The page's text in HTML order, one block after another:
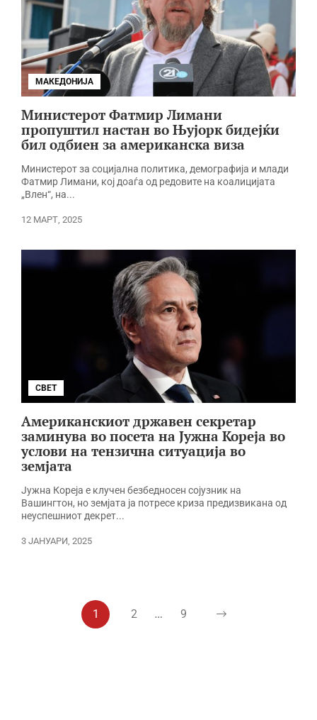
МАКЕДОНИЈА
Министерот Фатмир Лимани
пропуштил настан во Њујорк бидејќи
бил одбиен за американска виза
Министерот за социјална политика, демографија и млади
Фатмир Лимани, кој доаѓа од редовите на коалицијата
„Влен“, на...
12 МАРТ, 2025
СВЕТ
Американскиот државен секретар
заминува во посета на Јужна Кореја во
услови на тензична ситуација во
земјата
Јужна Кореја е клучен безбедносен сојузник на
Вашингтон, но земјата ја потресе криза предизвикана од
неуспешниот декрет...
3 ЈАНУАРИ, 2025
1 2 … 9